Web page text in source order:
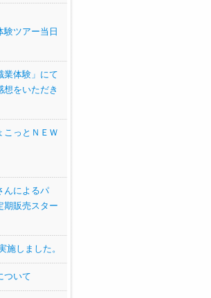
験ツアー当日
業体験」にて
想をいただき
こっとＮＥＷ
んによるパ
期販売スター
施しました。
ついて